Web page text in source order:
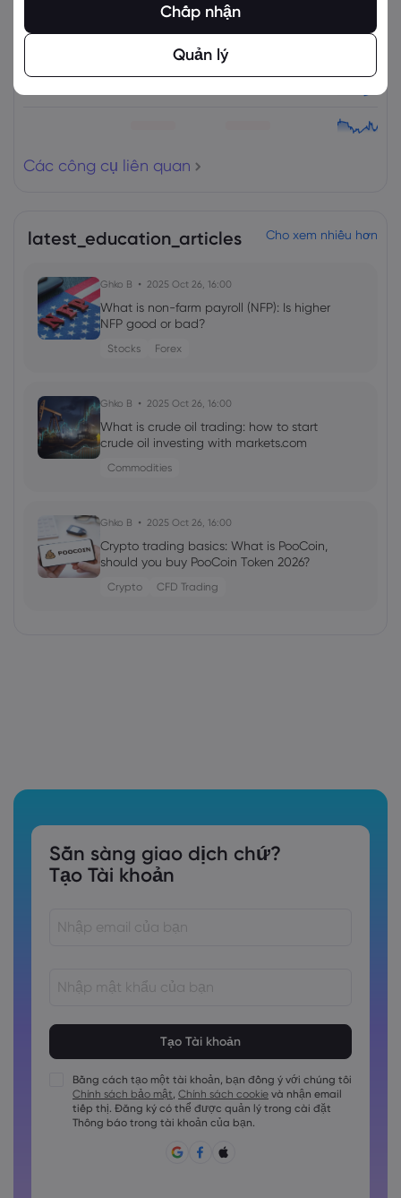
Các công cụ liên quan
latest_education_articles Cho xem nhiều hơn
Ghko B 2025 Oct 26, 16:00
What is non-farm payroll (NFP): Is higher
NFP good or bad?
Stocks Forex
Ghko B 2025 Oct 26, 16:00
What is crude oil trading: how to start
crude oil investing with markets.com
Commodities
Ghko B 2025 Oct 26, 16:00
Crypto trading basics: What is PooCoin,
should you buy PooCoin Token 2026?
Crypto CFD Trading
Sẵn sàng giao dịch chứ?
Tạo Tài khoản
Các mật khẩu phải chứa ít nhất 1 ký tự viết hoa
Các mật khẩu phải chứa ít nhất 1 ký tự viết thường
Mật khẩu phải chứa ~!@#£%^&amp;*()_-+=:;&lt;&gt;\{,\[]?,.
Bằng cách tạo một tài khoản, bạn đồng ý với chúng tôi
Chính sách bảo mật, Chính sách cookie và nhận email
tiếp thị. Đăng ký có thể được quản lý trong cài đặt
Thông báo trong tài khoản của bạn.
Chấp nhận
Quản lý